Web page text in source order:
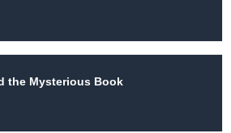
the Mysterious Book